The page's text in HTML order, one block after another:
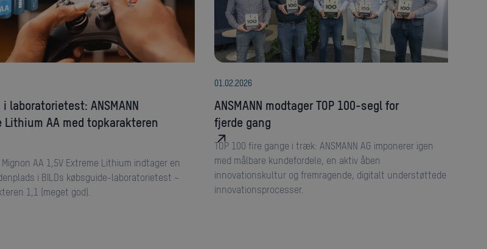
Lithium AA med topkarakteren
Mignon AA 1,5V Extreme Lithium indtager en
i BILDs købsguide-laboratorietest –
1,1 (meget god).
01.02.2026
ANSMANN modtager TOP 100-segl for
fjerde gang
TOP 100 fire gange i træk: ANSMANN AG imponerer igen
med målbare kundefordele, en aktiv åben
innovationskultur og fremragende, digitalt understøttede
innovationsprocesser.